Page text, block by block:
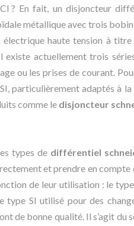
? En fait, un disjoncteur
métallique avec trois
haute tension à
actuellement trois
ou les prises de courant.
particulièrement adaptés à
comme le disjoncteur
types de différentiel
et prendre en
de leur utilisation : le
SI utilisé pour des
de bonne qualité. Il s’agit